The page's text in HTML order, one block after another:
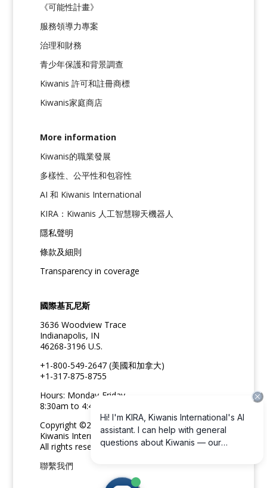
《可能性計畫》
服務領導力專案
治理和財務
青少年保護和背景調查
Kiwanis 許可和註冊商標
Kiwanis家庭商店
More information
Kiwanis的職業發展
多樣性、公平性和包容性
AI 和 Kiwanis International
KIRA：Kiwanis 人工智慧聊天機器人
隱私聲明
條款及細則
Transparency in coverage
國際基瓦尼斯
3636 Woodview Trace
Indianapolis, IN
46268-3196 U.S.
+1-800-549-2647 (美國和加拿大)
+1-317-875-8755
Hours: Monday-Friday
8:30am to 4:45pm ET
Copyright ©2026
Kiwanis International
All rights reserved
聯繫我們